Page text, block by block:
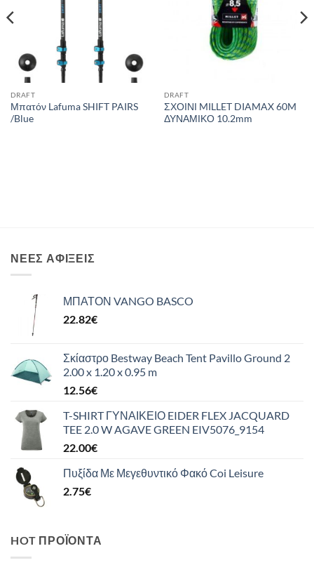
DRAFT
Μπατόν Lafuma SHIFT PAIRS
/Blue
DRAFT
ΣΧΟΙΝΙ MILLET DIAMAX 60M
ΔΥΝΑΜΙΚΟ 10.2mm
ΝΈΕΣ ΑΦΊΞΕΙΣ
ΜΠΑΤΟΝ VANGO BASCO
22.82€
Σκίαστρο Bestway Beach Tent Pavillo Ground 2
2.00 x 1.20 x 0.95 m
12.56€
T-SHIRT ΓΥΝΑΙΚΕΙΟ EIDER FLEX JACQUARD
TEE 2.0 W AGAVE GREEN EIV5076_9154
22.00€
Πυξίδα Με Μεγεθυντικό Φακό Coi Leisure
2.75€
HOT ΠΡΟΪΌΝΤΑ